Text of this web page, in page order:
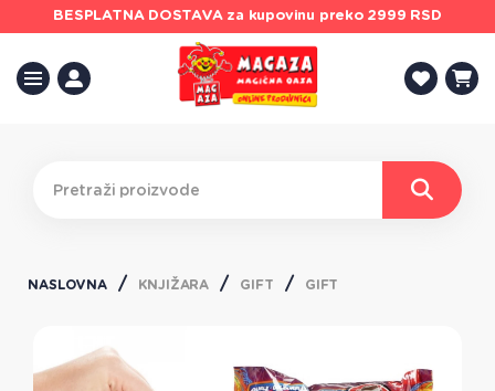
BESPLATNA DOSTAVAza kupovinu preko 2999 RSD
NASLOVNA KNJIŽARA GIFT GIFT